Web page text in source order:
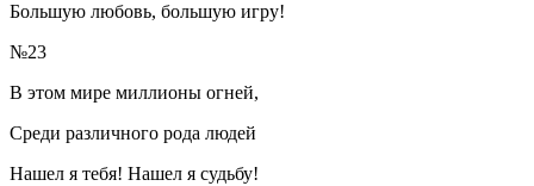
Большую любовь, большую игру!
№23
В этом мире миллионы огней,
Среди различного рода людей
Нашел я тебя! Нашел я судьбу!